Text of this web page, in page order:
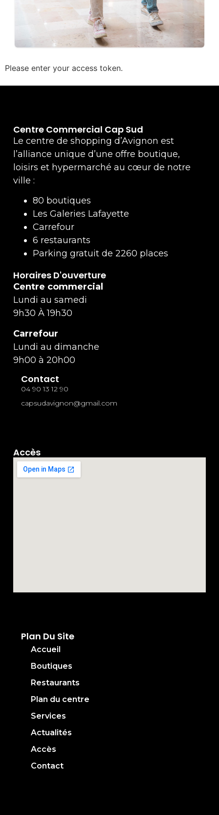
Please enter your access token.
Centre Commercial Cap Sud
Le centre de shopping d’Avignon est
l’alliance unique d’une offre boutique,
loisirs et hypermarché au cœur de notre
ville :
80 boutiques
Les Galeries Lafayette
Carrefour
6 restaurants
Parking gratuit de 2260 places
Horaires D'ouverture
Centre commercial
Lundi au samedi
9h30 À 19h30
Carrefour
Lundi au dimanche
9h00 à 20h00
Contact
04 90 13 12 90
capsudavignon@gmail.com
Accès
Plan Du Site
Accueil
Boutiques
Restaurants
Plan du centre
Services
Actualités
Accès
Contact